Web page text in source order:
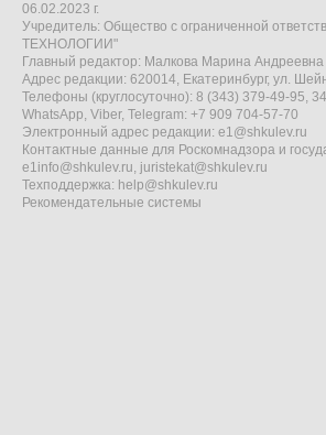
06.02.2023 г.
Учредитель: Общество с ограниченной
ТЕХНОЛОГИИ"
Главный редактор: Малкова Марина Андреевна
Адрес редакции: 620014, Екатеринбург, ул.
Телефоны (круглосуточно): 8 (343) 379-49-95,
WhatsApp, Viber, Telegram: +7 909 704-57-70
Электронный адрес редакции: e1@shkulev.ru
Контактные данные для Роскомнадзора и
e1info@shkulev.ru, juristekat@shkulev.ru
Техподдержка: help@shkulev.ru
Рекомендательные системы